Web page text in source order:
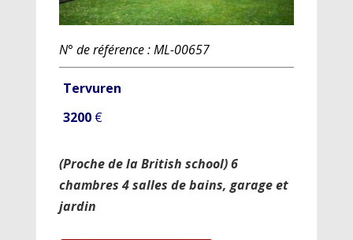
N° de référence : ML-00657
Tervuren
3200€
(Proche de la British school) 6
chambres 4 salles de bains, garage et
jardin